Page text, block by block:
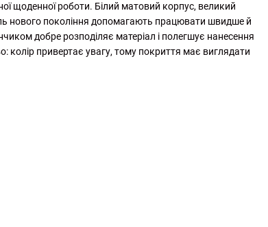
щоденної роботи. Білий матовий корпус, великий
нового покоління допомагають працювати швидше й
добре розподіляє матеріал і полегшує нанесення
колір привертає увагу, тому покриття має виглядати